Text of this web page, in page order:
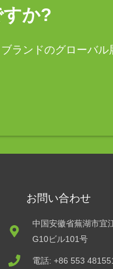
か?
ランドのグローバル
お問い合わせ
中国安徽省蕪湖市宜
G10ビル101号
電話: +86 553